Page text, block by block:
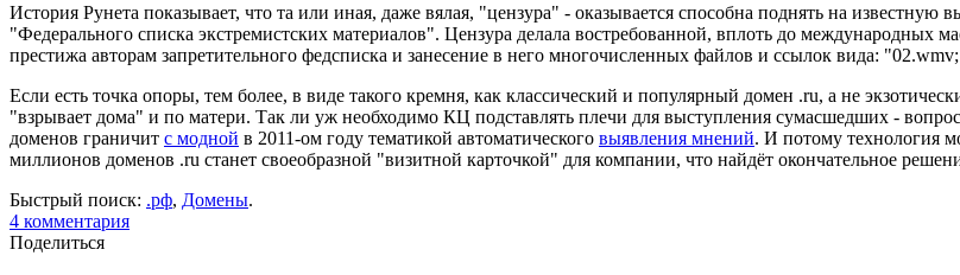
История Рунета показывает, что та или иная, даже вялая, "цензура" - оказывается способна поднять на
"Федерального списка экстремистских материалов". Цензура делала востребованной, вплоть до международных
престижа авторам запретительного федсписка и занесение в него многочисленных файлов и ссылок вида:
Если есть точка опоры, тем более, в виде такого кремня, как классический и популярный домен .ru, а не
"взрывает дома" и по матери. Так ли уж необходимо КЦ подставлять плечи для выступления сумасшедших -
доменов граничит с модной в 2011-ом году тематикой автоматического выявления мнений. И потому технология
миллионов доменов .ru станет своеобразной "визитной карточкой" для компании, что найдёт окончательное
Быстрый поиск: .рф, Домены.
4 комментария
Поделиться